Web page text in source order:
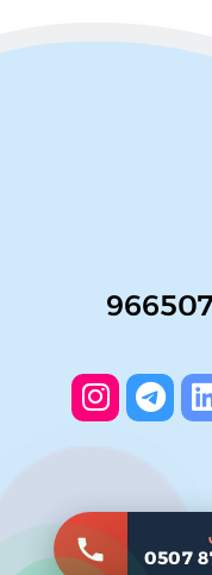
0507